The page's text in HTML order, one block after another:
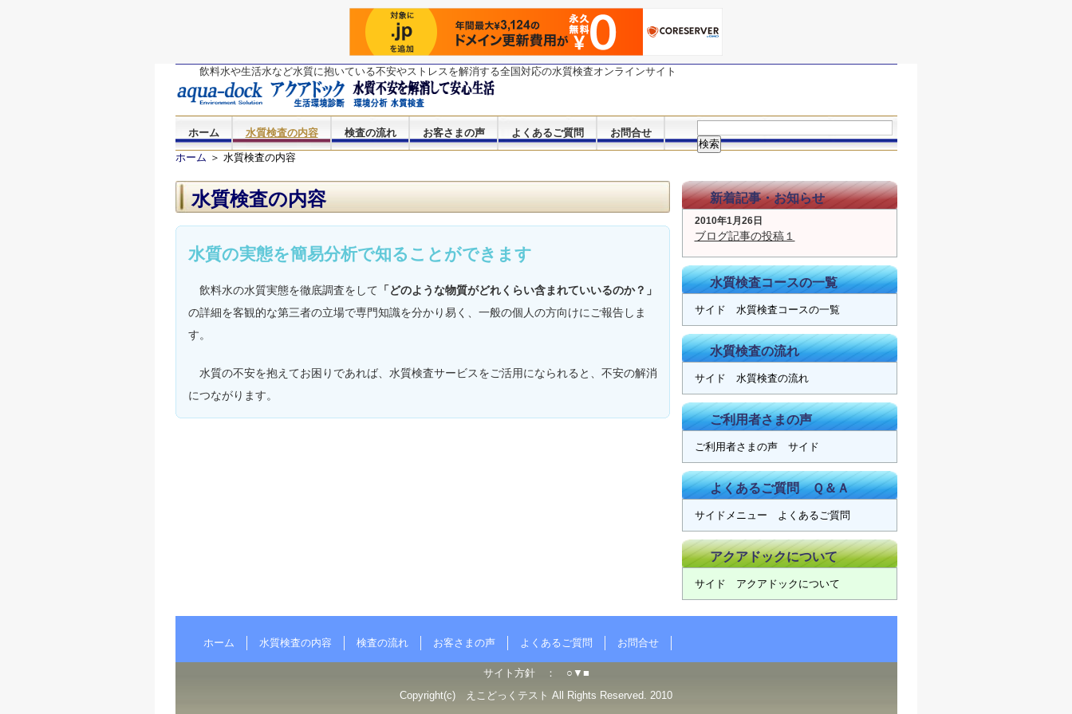
飲料水など水質検査を行う専門家を手軽に活用することで、あなたの生活環境の中にあるストレスを解消して、安心の得られる暮らしを過ごすことができ
ます。
飲料水や生活水など水質に抱いている不安やストレスを解消する全国対応の水質検査オンラインサイト
ホーム 水質検査の内容 検査の流れ お客さまの声 よくあるご質問 お問合せ
ホーム ＞ 水質検査の内容
新着記事・お知らせ
2010年1月26日
ブログ記事の投稿１
水質検査コースの一覧
サイド 水質検査コースの一覧
水質検査の流れ
サイド 水質検査の流れ
ご利用者さまの声
ご利用者さまの声 サイド
よくあるご質問 Ｑ＆Ａ
サイドメニュー よくあるご質問
アクアドックについて
サイド アクアドックについて
水質検査の内容
水質の実態を簡易分析で知ることができます
飲料水の水質実態を徹底調査をして 「どのような物質がどれくらい含まれていいるのか？」
の詳細を客観的な第三者の立場で専門知識を分かり易く、一般の個人の方向けにご報告しま
す。
水質の不安を抱えてお困りであれば、水質検査サービスをご活用になられると、不安の解消
につながります。
ホーム 水質検査の内容 検査の流れ お客さまの声 よくあるご質問 お問合せ
サイト方針 ： ○▼■
Copyright(c) えこどっくテスト All Rights Reserved. 2010